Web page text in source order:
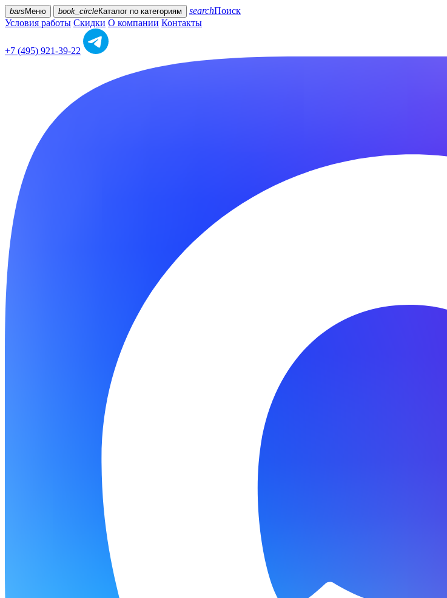
bars Меню book_circleКаталог по категориям searchПоиск
Условия работы Скидки О компании Контакты
+7 (495) 921-39-22